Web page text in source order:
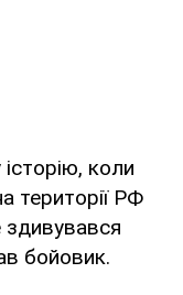
коли
території РФ
здивувався
бойовик.